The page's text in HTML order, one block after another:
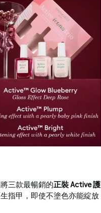
三款最暢銷的正裝 Active 護
指甲，即使不塗色亦能綻放